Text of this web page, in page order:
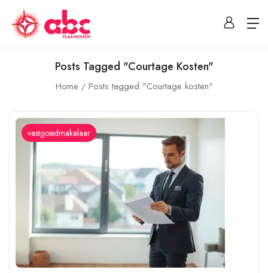
Posts Tagged "Courtage Kosten"
Home Posts tagged "Courtage kosten"
vastgoedmakelaar